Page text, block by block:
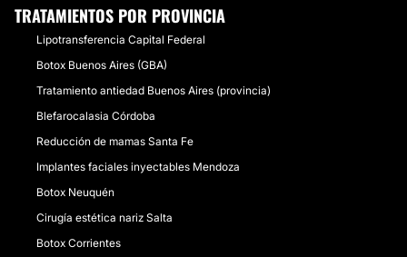
TRATAMIENTOS POR PROVINCIA
Lipotransferencia Capital Federal
Botox Buenos Aires (GBA)
Tratamiento antiedad Buenos Aires (provincia)
Blefarocalasia Córdoba
Reducción de mamas Santa Fe
Implantes faciales inyectables Mendoza
Botox Neuquén
Cirugía estética nariz Salta
Botox Corrientes